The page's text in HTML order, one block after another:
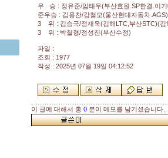
우 승 : 정유준/임태우(부산효원.SP한결.이
준우승 : 김용찬/강철모(울산현대자동차
3 위 : 김승국/정재욱(김해LTC,부산STC)(김
3 위 : 박철형/정성진(부산수정)
파일 :
조회 : 1977
작성 : 2025년 07월 19일 04:12:52
이 글에 대해서 총 0 분이 메모를 남기셨습니다.